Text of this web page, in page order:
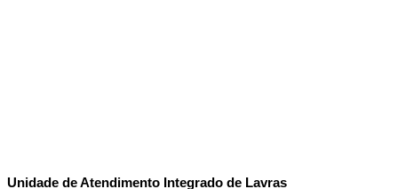
Unidade de Atendimento Integrado de Lavras